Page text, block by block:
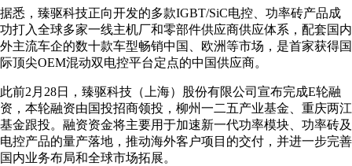
据悉，臻驱科技正向开发的多款IGBT/SiC电控、功率砖产品成
功打入全球多家一线主机厂和零部件供应商供应体系，配套国内
外主流车企的数十款车型畅销中国、欧洲等市场，是首家获得国
际顶尖OEM混动双电控平台定点的中国供应商。
此前2月28日，臻驱科技（上海）股份有限公司宣布完成E轮融
资，本轮融资由国投招商领投，柳州一二五产业基金、重庆两江
基金跟投。融资资金将主要用于加速新一代功率模块、功率砖及
电控产品的量产落地，推动海外客户项目的交付，并进一步完善
国内业务布局和全球市场拓展。